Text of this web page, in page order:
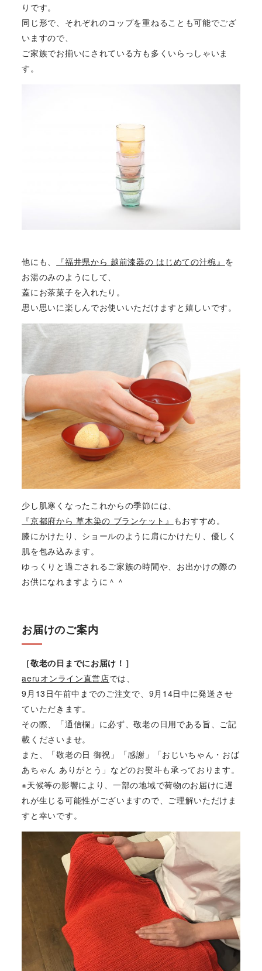
りです。
同じ形で、それぞれのコップを重ねることも可能でござ
いますので、
ご家族でお揃いにされている方も多くいらっしゃいま
す。
他にも、 『福井県から 越前漆器の はじめての汁椀』 を
お湯のみのようにして、
蓋にお茶菓子を入れたり。
思い思いに楽しんでお使いいただけますと嬉しいです。
少し肌寒くなったこれからの季節には、
『京都府から 草木染の ブランケット』 もおすすめ。
膝にかけたり、ショールのように肩にかけたり、優しく
肌を包み込みます。
ゆっくりと過ごされるご家族の時間や、お出かけの際の
お供になれますように＾＾
お届けのご案内
［敬老の日までにお届け！］
aeruオンライン直営店では、
9月13日午前中までのご注文で、9月14日中に発送させ
ていただきます。
その際、「通信欄」に必ず、敬老の日用である旨、ご記
載くださいませ。
また、「敬老の日 御祝」「感謝」「おじいちゃん・おば
あちゃん ありがとう」などのお熨斗も承っております。
※天候等の影響により、一部の地域で荷物のお届けに遅
れが生じる可能性がございますので、ご理解いただけま
すと幸いです。